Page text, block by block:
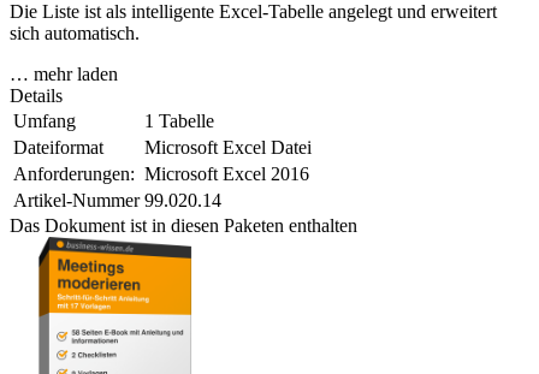
Die Liste ist als intelligente Excel-Tabelle angelegt und erweitert
sich automatisch.
… mehr laden
Details
Umfang
1 Tabelle
Dateiformat
Microsoft Excel Datei
Anforderungen: Microsoft Excel 2016
Artikel-Nummer 99.020.14
Das Dokument ist in diesen Paketen enthalten